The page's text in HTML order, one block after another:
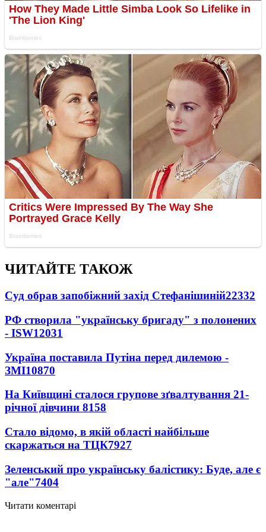
ЧИТАЙТЕ ТАКОЖ
Суд обрав запобіжний захід Стефанішиній22332
РФ створила "українську бригаду" з полонених
- ISW12031
Україна поставила Путіна перед дилемою -
ЗМІ10870
На Київщині сталося групове зґвалтування 21-
річної дівчини 8158
Стало відомо, в якій області найбільше
скаржаться на ТЦК7927
Зеленський про українську балістику: Буде, але є
"але"7404
Читати коментарі